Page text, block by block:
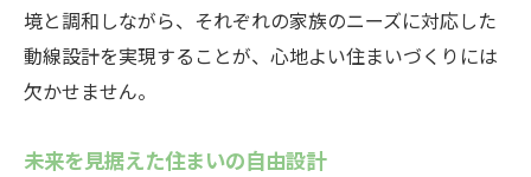
境と調和しながら、それぞれの家族のニーズに対応した
動線設計を実現することが、心地よい住まいづくりには
欠かせません。
未来を見据えた住まいの自由設計